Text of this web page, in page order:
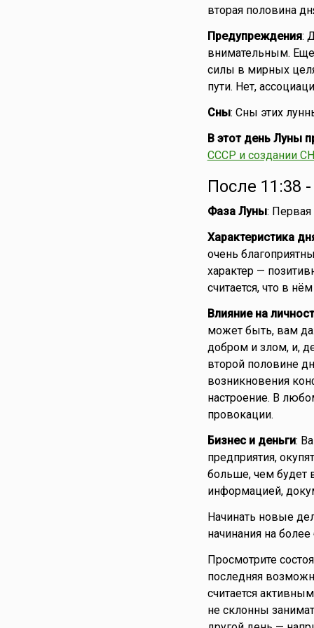
вторая половина
Предупреждения:
внимательным. Еще
силы в мирных
пути. Нет,
Сны: Сны этих
В этот день Луны
СССР и создании
После 11:38
Фаза Луны: Первая
Характеристика
очень
характер —
считается, что в
Влияние на
может быть, вам
добром и злом, и,
второй половине
возникновения
настроение. В
провокации.
Бизнес и деньги:
предприятия,
больше, чем будет
информацией,
Начинать новые
начинания на
Просмотрите
последняя
считается
не склонны